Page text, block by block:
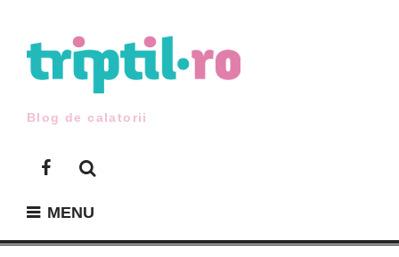
content
Blog de calatorii
Facebook
MENU